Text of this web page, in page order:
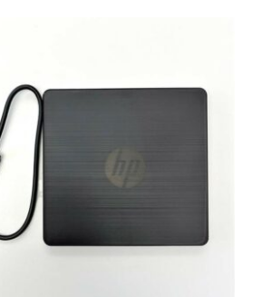
CD-DVD-Laufwerk inkl.
HP F6V97AA